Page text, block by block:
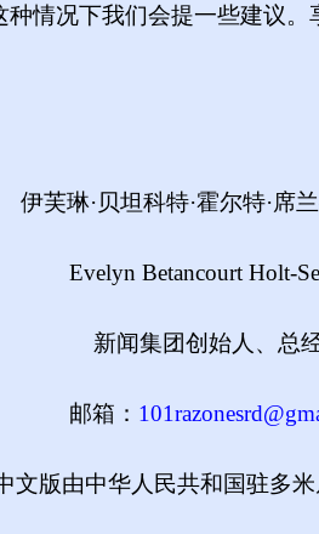
情况下我们会提一些建议。
尔特·席兰
Holt-
、总经
国驻多米尼加